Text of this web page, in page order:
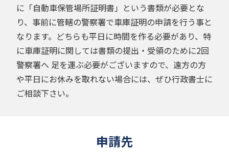
に「自動車保管場所証明書」という書類が必要とな
り、事前に管轄の警察署で車庫証明の申請を行う事と
なります。どちらも平日に時間を作る必要があり、特
に車庫証明に関しては書類の提出・受領のために2回
警察署へ 足を運ぶ必要がございますので、遠方の方
や平日にお休みを取れない場合には、ぜひ行政書士に
ご相談下さい。
申請先